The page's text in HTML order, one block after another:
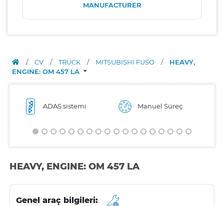
MANUFACTURER
/ CV / TRUCK / MITSUBISHI FUSO /
HEAVY,
ENGINE: OM 457 LA
ADAS sistemi Manuel Süreç
HEAVY, ENGINE: OM 457 LA
Genel araç bilgileri: